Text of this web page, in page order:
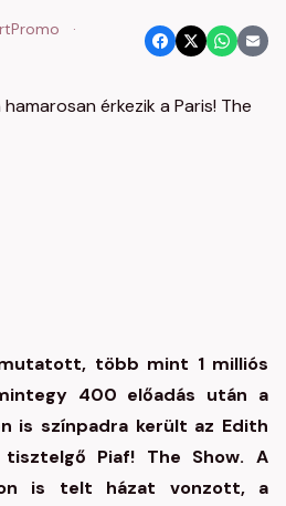
·
több mint 1 milliós
400 előadás után a
is színpadra került az Edith
Piaf! The Show. A
is telt házat vonzott, a